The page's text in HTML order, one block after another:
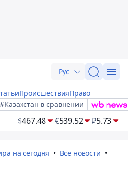
Рус
ПроисшествияПраво
#Казахстан в сравнении
$467.48 €539.52 ₽5.73
на сегодня
Все новости